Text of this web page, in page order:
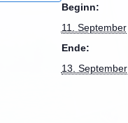
Beginn:
11. September
Ende:
13. September